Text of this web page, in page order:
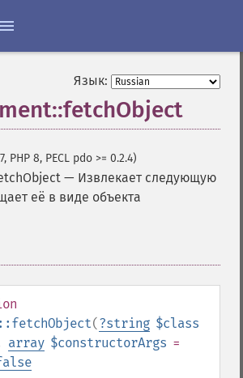
Язык:
PHP 8, PECL pdo >= 0.2.4)
— Извлекает следующую
её в виде объекта
(?string $class
array $constructorArgs =